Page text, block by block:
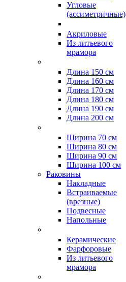
Угловые
(ассиметричные)
Акриловые
Из литьевого
мрамора
Длина 150 см
Длина 160 см
Длина 170 см
Длина 180 см
Длина 190 см
Длина 200 см
Ширина 70 см
Ширина 80 см
Ширина 90 см
Ширина 100 см
Раковины
Накладные
Встраиваемые
(врезные)
Подвесные
Напольные
Керамические
Фарфоровые
Из литьевого
мрамора